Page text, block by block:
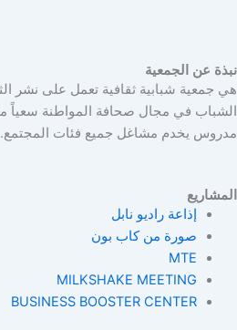
نبذة عن الجمعية
هي جمعية شبابية ثقافية تعمل على نشر
الشباب في مجال صحافة المواطنة سعياً
مدروس يخدم مشاغل جميع فئات المجتمع.
المشاريع
إذاعة راديو نابل
صورة من كاب بون
MTE
MILKSHAKE MEETING
BUSINESS BOOSTER CENTER